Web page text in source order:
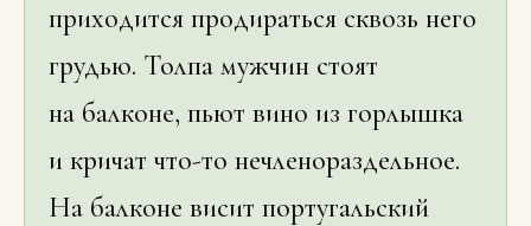
приходится продираться сквозь него
грудью. Толпа мужчин стоят
на балконе, пьют вино из горлышка
и кричат что-то нечленораздельное.
На балконе висит португальский